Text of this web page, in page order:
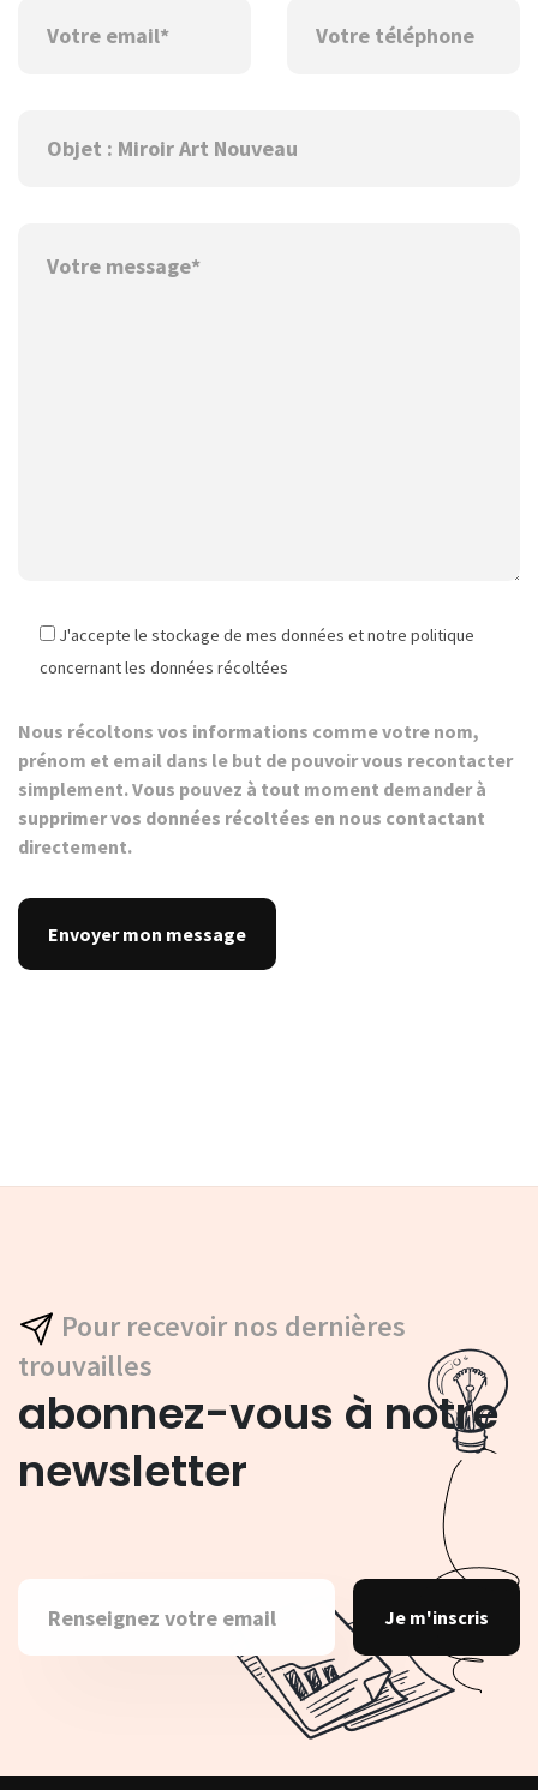
J'accepte le stockage de mes données et notre politique
concernant les données récoltées
Nous récoltons vos informations comme votre nom,
prénom et email dans le but de pouvoir vous recontacter
simplement. Vous pouvez à tout moment demander à
supprimer vos données récoltées en nous contactant
directement.
Pour recevoir nos dernières
trouvailles
abonnez-vous à notre
newsletter
Je m'inscris